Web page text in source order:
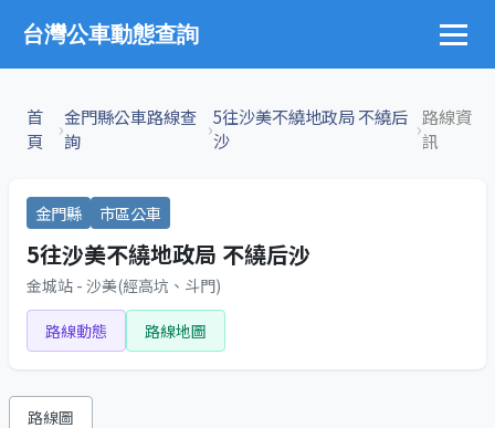
台灣公車動態查詢
首
頁
›金門縣公車路線查
詢
›5往沙美不繞地政局 不繞后
沙
›路線資
訊
金門縣 市區公車
5往沙美不繞地政局 不繞后沙
金城站 - 沙美(經高坑、斗門)
路線動態 路線地圖
路線圖